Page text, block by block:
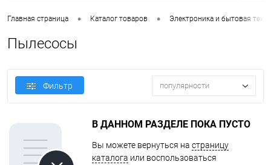
Главная страница • Каталог товаров • Электроника и бытовая
Пылесосы
Фильтр популярности
В ДАННОМ РАЗДЕЛЕ ПОКА ПУСТО
Вы можете вернуться на страницу
каталога или воспользоваться